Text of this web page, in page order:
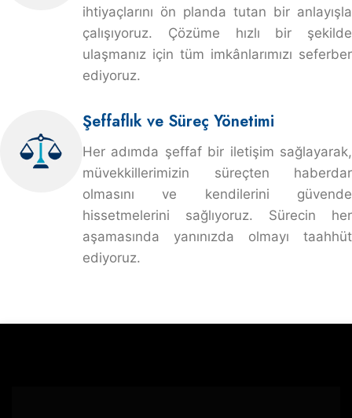
ihtiyaçlarını ön planda tutan bir anlayışla
çalışıyoruz. Çözüme hızlı bir şekilde
ulaşmanız için tüm imkânlarımızı seferber
ediyoruz.
Şeffaflık ve Süreç Yönetimi
Her adımda şeffaf bir iletişim sağlayarak,
müvekkillerimizin süreçten haberdar
olmasını ve kendilerini güvende
hissetmelerini sağlıyoruz. Sürecin her
aşamasında yanınızda olmayı taahhüt
ediyoruz.